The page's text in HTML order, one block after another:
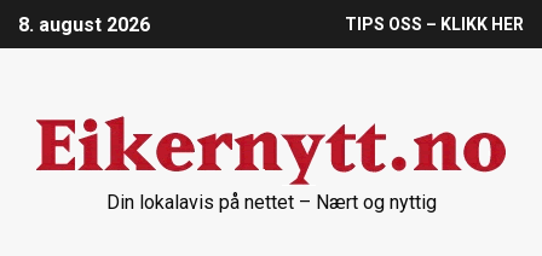
8. august 2026 TIPS OSS – KLIKK HER
Din lokalavis på nettet – Nært og nyttig